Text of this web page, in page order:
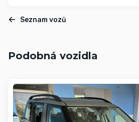
Seznam vozů
Podobná vozidla